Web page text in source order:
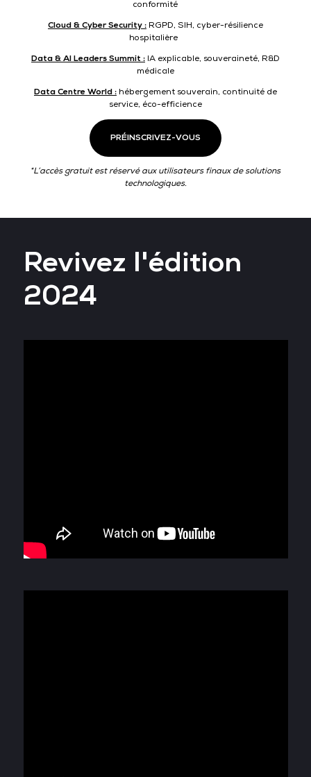
conformité
Cloud & Cyber Security :RGPD, SIH, cyber-résilience
hospitalière
Data & AI Leaders Summit :IA explicable, souveraineté, R&D
médicale
Data Centre World :hébergement souverain, continuité de
service, éco-efficience
PRÉINSCRIVEZ-VOUS
*L’accès gratuit est réservé aux utilisateurs finaux de solutions
technologiques.
Revivez l'édition
2024